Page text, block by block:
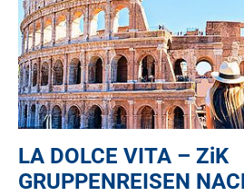
LA DOLCE VITA – ZiK
GRUPPENREISEN